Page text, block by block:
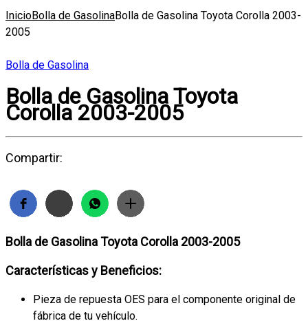
InicioBolla de GasolinaBolla de Gasolina Toyota Corolla 2003-
2005
Bolla de Gasolina
Bolla de Gasolina Toyota
Corolla 2003-2005
Compartir:
Bolla de Gasolina Toyota Corolla 2003-2005
Características y Beneficios:
Pieza de repuesta OES para el componente original de
fábrica de tu vehículo.